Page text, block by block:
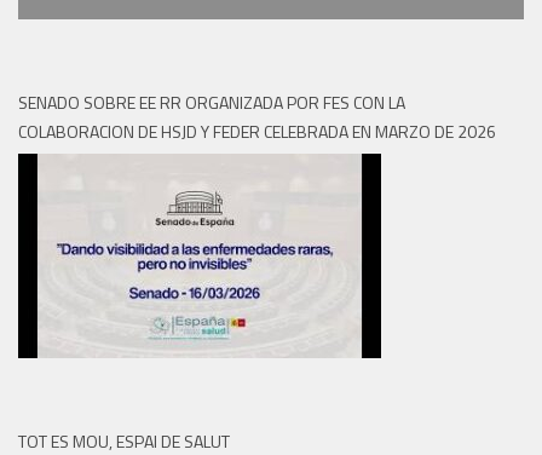
SENADO SOBRE EE RR ORGANIZADA POR FES CON LA
COLABORACION DE HSJD Y FEDER CELEBRADA EN MARZO DE 2026
TOT ES MOU, ESPAI DE SALUT